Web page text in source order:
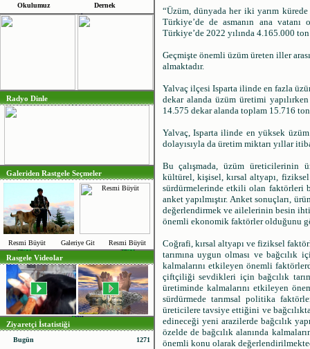
Okulumuz Dernek
Radyo Dinle
Galeriden Rastgele Seçmeler
Resmi Büyüt Galeriye Git Resmi Büyüt
Rasgele Videolar
Ziyaretçi İstatistiği
Bugün
1271
“Üzüm, dünyada her iki yarım
Türkiye’de de asmanın ana
Türkiye’de 2022 yılında 4.165.000
Geçmişte önemli üzüm üreten iller
almaktadır.
Yalvaç ilçesi Isparta ilinde en fazla
dekar alanda üzüm üretimi
14.575 dekar alanda toplam 15.716
Yalvaç, Isparta ilinde en yüksek
dolayısıyla da üretim miktarı yıllar
Bu çalışmada, üzüm üreticilerinin
kültürel, kişisel, kırsal altyapı,
sürdürmelerinde etkili olan faktörleri
anket yapılmıştır. Anket sonuçları,
değerlendirmek ve ailelerinin besin
önemli ekonomik faktörler olduğunu
Coğrafi, kırsal altyapı ve fiziksel
tarımına uygun olması ve
kalmalarını etkileyen önemli
çiftçiliği sevdikleri için bağcılık
üretiminde kalmalarını etkileyen
sürdürmede tarımsal politika
üreticilere tavsiye ettiğini ve
edineceği yeni arazilerde bağcılık
özelde de bağcılık alanında
önemli konu olarak